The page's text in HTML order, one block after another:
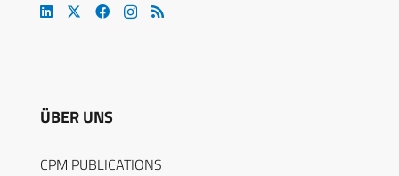
ÜBER UNS
CPM PUBLICATIONS